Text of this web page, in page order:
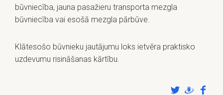
būvniecība, jauna pasažieru transporta mezgla
būvniecība vai esošā mezgla pārbūve.
Klātesošo būvnieku jautājumu loks ietvēra praktisko
uzdevumu risināšanas kārtību.